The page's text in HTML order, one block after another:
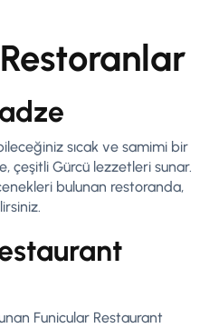
sıcak ve samimi bir
çeşitli Gürcü lezzetleri sunar.
bulunan restoranda,
Funicular Restaurant